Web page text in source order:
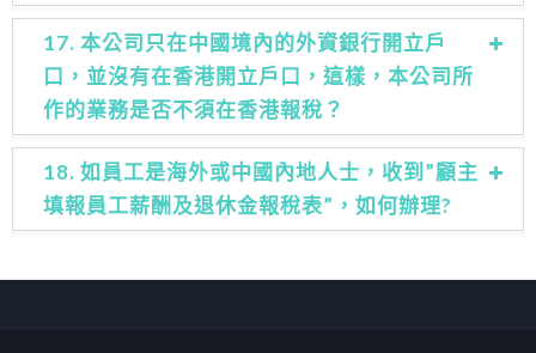
17. 本公司只在中國境內的外資銀行開立戶
口，並沒有在香港開立戶口，這樣，本公司所
作的業務是否不須在香港報稅？
18. 如員工是海外或中國內地人士，收到”顧主
填報員工薪酬及退休金報稅表”，如何辦理?